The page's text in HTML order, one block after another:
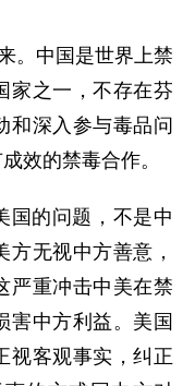
。中国是世界上禁
家之一，不存在芬
和深入参与毒品问
效的禁毒合作。
国的问题，不是中
方无视中方善意，
严重冲击中美在禁
害中方利益。美国
视客观事实，纠正